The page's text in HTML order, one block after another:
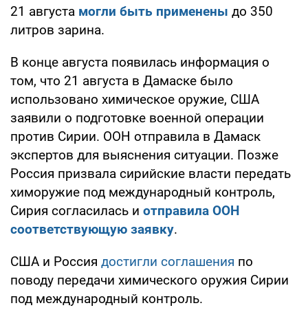
21 августа могли быть применены до 350
литров зарина.
В конце августа появилась информация о
том, что 21 августа в Дамаске было
использовано химическое оружие, США
заявили о подготовке военной операции
против Сирии. ООН отправила в Дамаск
экспертов для выяснения ситуации. Позже
Россия призвала сирийские власти передать
химоружие под международный контроль,
Сирия согласилась и отправила ООН
соответствующую заявку.
США и Россия достигли соглашения по
поводу передачи химического оружия Сирии
под международный контроль.